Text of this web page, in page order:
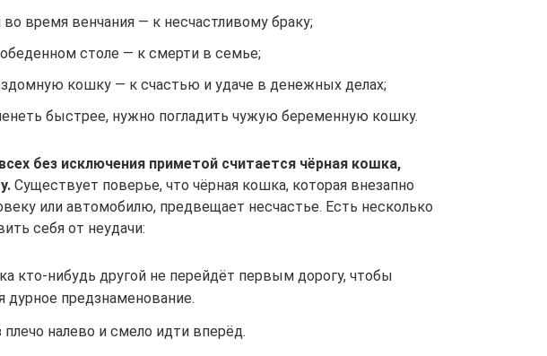
во время венчания — к несчастливому браку;
столе — к смерти в семье;
кошку — к счастью и удаче в денежных делах;
быстрее, нужно погладить чужую беременную кошку.
без исключения приметой считается чёрная кошка,
Существует поверье, что чёрная кошка, которая внезапно
или автомобилю, предвещает несчастье. Есть несколько
себя от неудачи:
кто-нибудь другой не перейдёт первым дорогу, чтобы
дурное предзнаменование.
налево и смело идти вперёд.